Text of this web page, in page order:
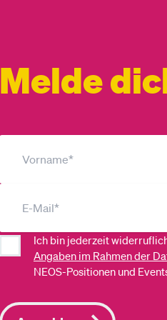
Melde
Ich bin jederzeit
Angaben im Rahmen der
NEOS-Positionen und